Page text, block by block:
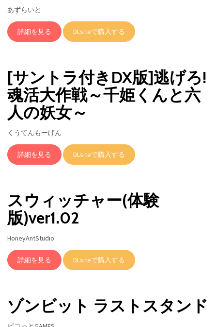
あずらいと
詳細を見る DLsiteで購入する
[サントラ付きDX版]逃げろ!
魂活大作戦～千姫くんと六
人の妖女～
くうてんもーげん
詳細を見る DLsiteで購入する
スウィッチャー(体験
版)ver1.02
HoneyAntStudio
詳細を見る DLsiteで購入する
ゾンビット ラストスタンド